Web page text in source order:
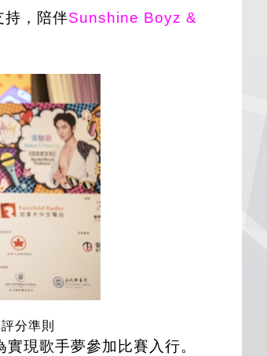
持，陪伴Sunshine Boyz &
分準則
現歌手夢參加比賽入行。